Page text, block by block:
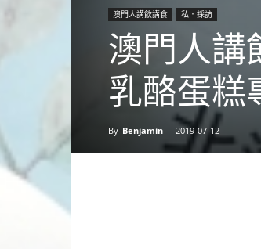
澳門人講飲講食 私．採訪
澳門人講
乳酪蛋
By Benjamin - 2019-07-12